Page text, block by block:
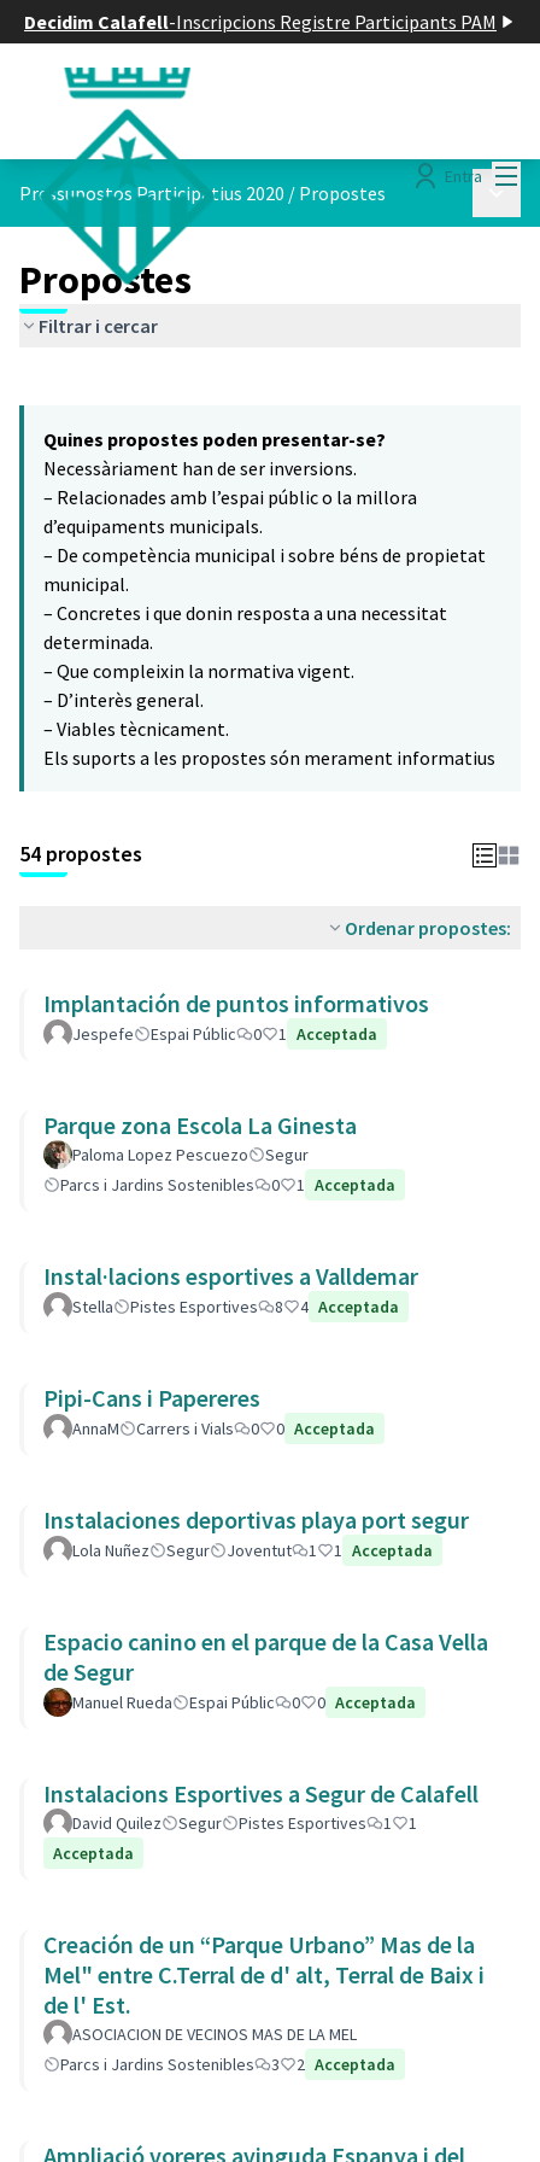
Decidim Calafell-Inscripcions Registre Participants PAM
Entra
Pressupostos Participatius 2020 / Propostes
Propostes
Filtrar i cercar
−
Quines propostes poden presentar-se?
Necessàriament han de ser inversions.
– Relacionades amb l’espai públic o la millora
d’equipaments municipals.
– De competència municipal i sobre béns de propietat
municipal.
– Concretes i que donin resposta a una necessitat
determinada.
– Que compleixin la normativa vigent.
– D’interès general.
– Viables tècnicament.
Els suports a les propostes són merament informatius
54 propostes
Ordenar propostes:
Implantación de puntos informativos
Jespefe Espai Públic 0 1 Acceptada
Parque zona Escola La Ginesta
Paloma Lopez Pescuezo
Segur
Parcs i Jardins Sostenibles
0 1 Acceptada
Instal·lacions esportives a Valldemar
Stella Pistes Esportives 8 4 Acceptada
Pipi-Cans i Papereres
AnnaM Carrers i Vials 0 0 Acceptada
Instalaciones deportivas playa port segur
Lola Nuñez Segur Joventut 1 1 Acceptada
Espacio canino en el parque de la Casa Vella
de Segur
Manuel Rueda Espai Públic 0 0 Acceptada
Instalacions Esportives a Segur de Calafell
David Quilez Segur Pistes Esportives 1
1
Acceptada
Creación de un “Parque Urbano” Mas de la
Mel" entre C.Terral de d' alt, Terral de Baix i
de l' Est.
ASOCIACION DE VECINOS MAS DE LA MEL
Parcs i Jardins Sostenibles
3 2 Acceptada
Ampliació voreres avinguda Espanya i del